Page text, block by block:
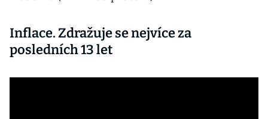
Inflace. Zdražuje se nejvíce za
posledních 13 let